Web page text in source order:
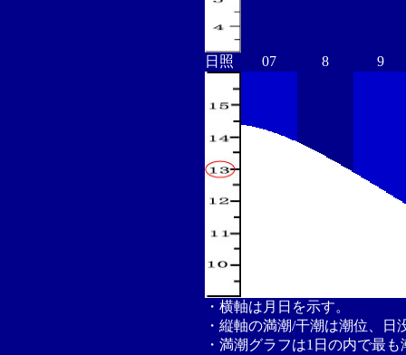
日照 07 8 9
・横軸は月日を示す。
・縦軸の満潮/干潮は潮位、
・満潮グラフは1日の内で最